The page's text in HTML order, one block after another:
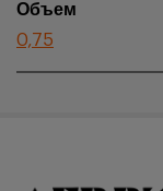
Объем
0,75